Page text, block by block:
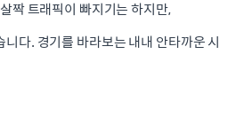
짝 트래픽이 빠지기는 하지만,
다. 경기를 바라보는 내내 안타까운 시